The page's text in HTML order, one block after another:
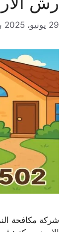
29 يونيو، 2025
شركة مكافحة